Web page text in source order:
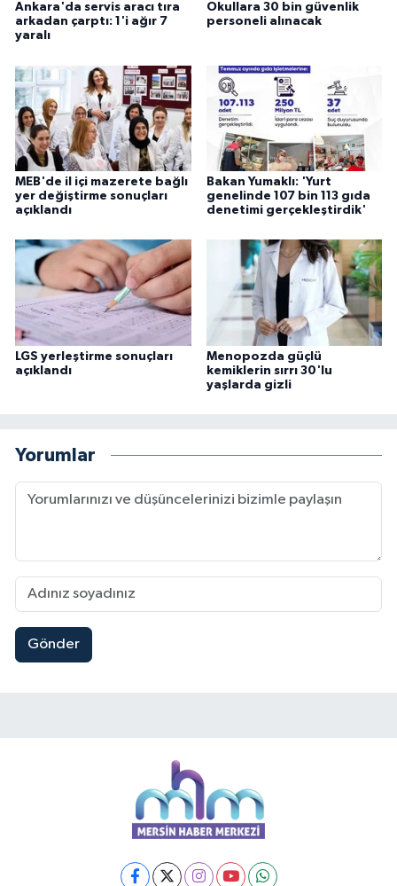
Ankara'da servis aracı tıra
arkadan çarptı: 1'i ağır 7
yaralı
Okullara 30 bin güvenlik
personeli alınacak
MEB'de il içi mazerete bağlı
yer değiştirme sonuçları
açıklandı
Bakan Yumaklı: 'Yurt
genelinde 107 bin 113 gıda
denetimi gerçekleştirdik'
LGS yerleştirme sonuçları
açıklandı
Menopozda güçlü
kemiklerin sırrı 30'lu
yaşlarda gizli
Yorumlar
Gönder